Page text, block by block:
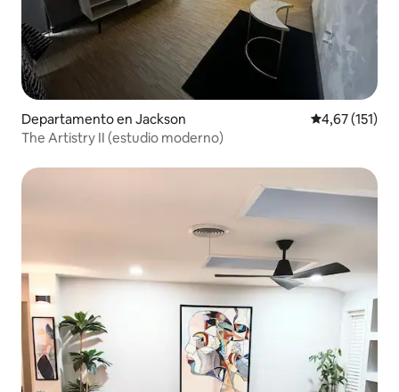
Departamento en Jackson Calificación
4,67 (151)
The Artistry II (estudio moderno)